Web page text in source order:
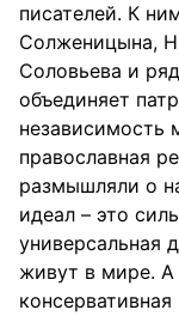
писателей. К
Солженицына,
Соловьева и
объединяет
независимость
православная
размышляли о
идеал – это
универсальная
живут в мире. А